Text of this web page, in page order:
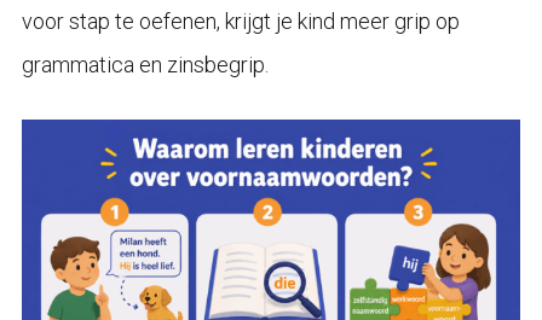
voor stap te oefenen, krijgt je kind meer grip op
grammatica en zinsbegrip.